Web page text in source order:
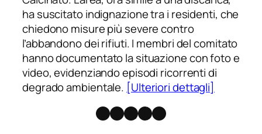
ha suscitato indignazione tra i residenti, che
chiedono misure più severe contro
l’abbandono dei rifiuti. I membri del comitato
hanno documentato la situazione con foto e
video, evidenziando episodi ricorrenti di
degrado ambientale. [Ulteriori dettagli]
Facebook
Instagram
X Threads
Telegram